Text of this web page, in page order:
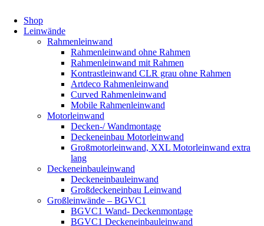
Shop
Leinwände
Rahmenleinwand
Rahmenleinwand ohne Rahmen
Rahmenleinwand mit Rahmen
Kontrastleinwand CLR grau ohne Rahmen
Artdeco Rahmenleinwand
Curved Rahmenleinwand
Mobile Rahmenleinwand
Motorleinwand
Decken-/ Wandmontage
Deckeneinbau Motorleinwand
Großmotorleinwand, XXL Motorleinwand extra
lang
Deckeneinbauleinwand
Deckeneinbauleinwand
Großdeckeneinbau Leinwand
Großleinwände – BGVC1
BGVC1 Wand- Deckenmontage
BGVC1 Deckeneinbauleinwand